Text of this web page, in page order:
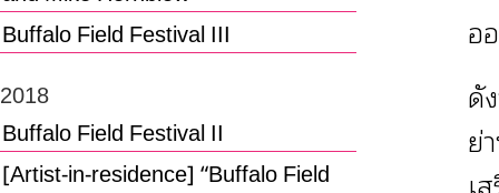
Buffalo Field Festival III
2018
Buffalo Field Festival II
[Artist-in-residence] “Buffalo Field
อ
ดั
ย่
เ